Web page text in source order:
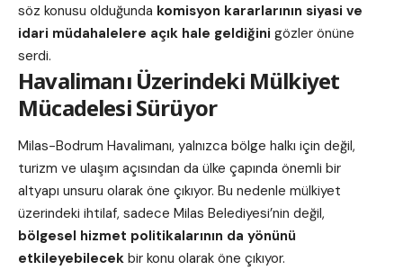
söz konusu olduğunda komisyon kararlarının siyasi ve
idari müdahalelere açık hale geldiğini gözler önüne
serdi.
Havalimanı Üzerindeki Mülkiyet
Mücadelesi Sürüyor
Milas-Bodrum Havalimanı, yalnızca bölge halkı için değil,
turizm ve ulaşım açısından da ülke çapında önemli bir
altyapı unsuru olarak öne çıkıyor. Bu nedenle mülkiyet
üzerindeki ihtilaf, sadece Milas Belediyesi’nin değil,
bölgesel hizmet politikalarının da yönünü
etkileyebilecek bir konu olarak öne çıkıyor.